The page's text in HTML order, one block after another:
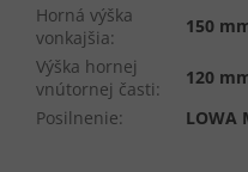
Horná výška
vonkajšia:
150
Výška hornej
vnútornej časti:
120
Posilnenie: LOWA